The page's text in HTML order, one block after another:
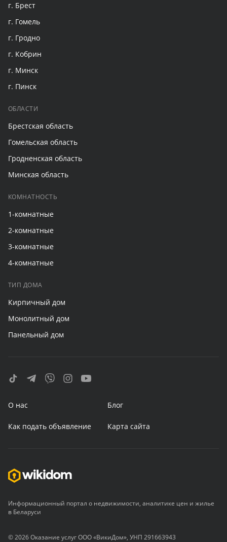
г. Брест
г. Гомель
г. Гродно
г. Кобрин
г. Минск
г. Пинск
ОБЛАСТИ
Брестская область
Гомельская область
Гродненская область
Минская область
КОМНАТНОСТЬ
1-комнатные
2-комнатные
3-комнатные
4-комнатные
ТИП ДОМА
Кирпичный дом
Монолитный дом
Панельный дом
О нас Блог
Как подать объявление Карта сайта
Информационный портал о недвижимости, аналитике цен и жилье
в Беларуси
© 2026 Оказание услуг ООО «ВикиДом», УНП 291663943